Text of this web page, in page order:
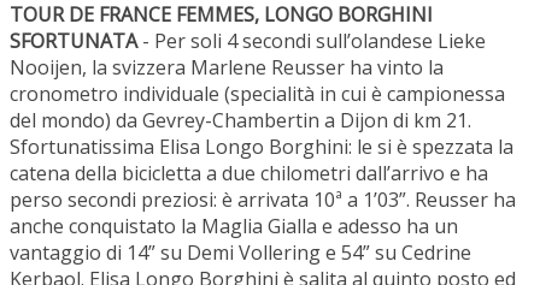
TOUR DE FRANCE FEMMES, LONGO BORGHINI
SFORTUNATA- Per soli 4 secondi sull’olandese Lieke
Nooijen, la svizzera Marlene Reusser ha vinto la
cronometro individuale (specialità in cui è campionessa
del mondo) da Gevrey-Chambertin a Dijon di km 21.
Sfortunatissima Elisa Longo Borghini: le si è spezzata la
catena della bicicletta a due chilometri dall’arrivo e ha
perso secondi preziosi: è arrivata 10ª a 1’03”. Reusser ha
anche conquistato la Maglia Gialla e adesso ha un
vantaggio di 14” su Demi Vollering e 54” su Cedrine
Kerbaol. Elisa Longo Borghini è salita al quinto posto ed